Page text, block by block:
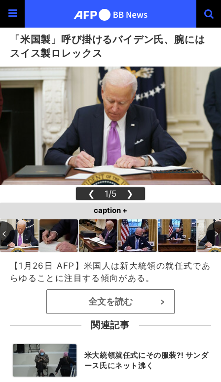
「米国製」呼び掛けるバイデン氏、腕には
スイス製ロレックス
❮ 1/5 ❯
caption +
【1月26日 AFP】米国人は新大統領の就任式であ
らゆることに注目する傾向がある。
全文を読む >
関連記事
米大統領就任式にその服装?! サンダ
ース氏にネット沸く